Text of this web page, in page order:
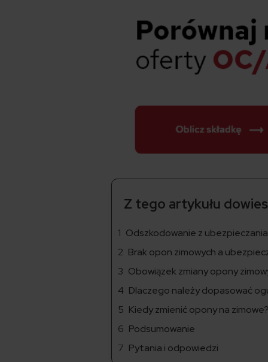
Z tego artykułu
Odszkodowanie z
Brak opon zimowych a
Obowiązek zmiany opony
Dlaczego należy dopasować
Kiedy zmienić opony na zimowe?
Podsumowanie
Pytania i odpowiedzi